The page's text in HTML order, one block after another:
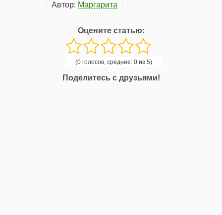
Автор: Маргарита
Оцените статью:
(0 голосов, среднее: 0 из 5)
Поделитесь с друзьями!